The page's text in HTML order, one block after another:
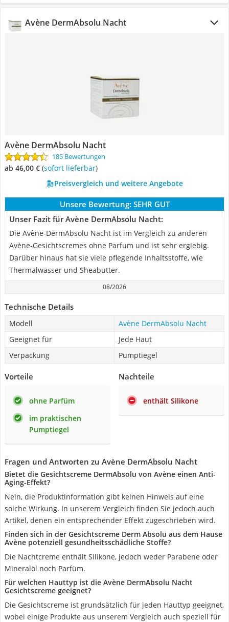
Avène DermAbsolu Nacht
Avène DermAbsolu Nacht
185 Bewertungen
ab 46,00 € ( Sofort lieferbar)
Preisvergleich und weitere Angebote
Unsere Bewertung: SEHR GUT
Unser Fazit für Avène DermAbsolu Nacht:
Die Avène-DermAbsolu Nacht ist im Vergleich zu anderen
Avène-Gesichtscremes ohne Parfum und ist sehr ergiebig.
Darüber hinaus hat sie viele pflegende Inhaltsstoffe, wie
Thermalwasser und Sheabutter.
08/2026
Technische Details
Modell
Avène DermAbsolu Nacht
Geeignet für
Jede Haut
Verpackung
Pumptiegel
Vorteile
ohne Parfüm
im praktischen
Pumptiegel
Nachteile
enthält Silikone
Fragen und Antworten zu Avène DermAbsolu Nacht
Bietet die Gesichtscreme DermAbsolu von Avène einen Anti-
Aging-Effekt?
Nein, die Produktinformation gibt keinen Hinweis auf eine
solche Wirkung. In unserem Vergleich finden Sie jedoch auch
Artikel, denen ein entsprechender Effekt zugeschrieben wird.
Finden sich in der Gesichtscreme Derm Absolu aus dem Hause
Avène potenziell gesundheitsschädliche Stoffe?
Die Nachtcreme enthält Silikone, jedoch weder Parabene oder
Mineralöl noch Parfüm.
Für welchen Hauttyp ist die Avène DermAbsolu Nacht
Gesichtscreme geeignet?
Die Gesichtscreme ist grundsätzlich für jeden Hauttyp geeignet,
wobei einige Produkte aus unserem Vergleich auch speziell für